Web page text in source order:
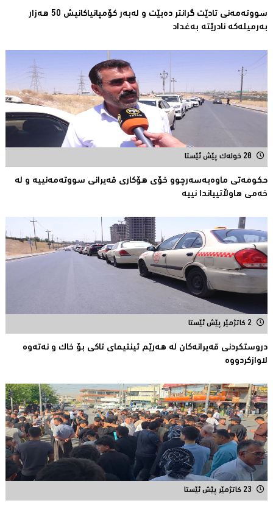
سووتەمەنى تادێت گرانتر دەبێت و لەبەر كۆمپانیاكانیش 50 هەزار
بەرمیلەکە نادرێتە بەغداد
28 خولەک پێش ئێستا
حكومەتی ماوەبەسەرچوو خۆی هۆكاری قەیرانی سووتەمەنییە و لە
خەمى هاوڵاتییاندا نییە
2 کاتژمێر پێش ئێستا
دروستكردنی قەیرانەكان لە هەرێم ئینتیمای تاكى بۆ خاك و نەتەوە
لاوازکردووە
23 کاتژمێر پێش ئێستا